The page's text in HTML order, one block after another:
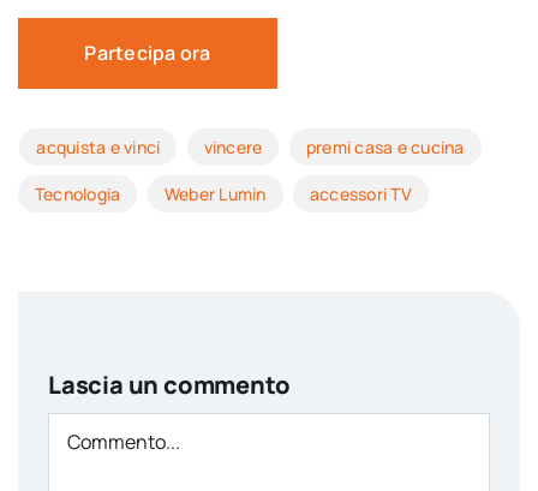
Partecipa ora
acquista e vinci vincere premi casa e cucina
Tecnologia Weber Lumin accessori TV
Lascia un commento
Comment